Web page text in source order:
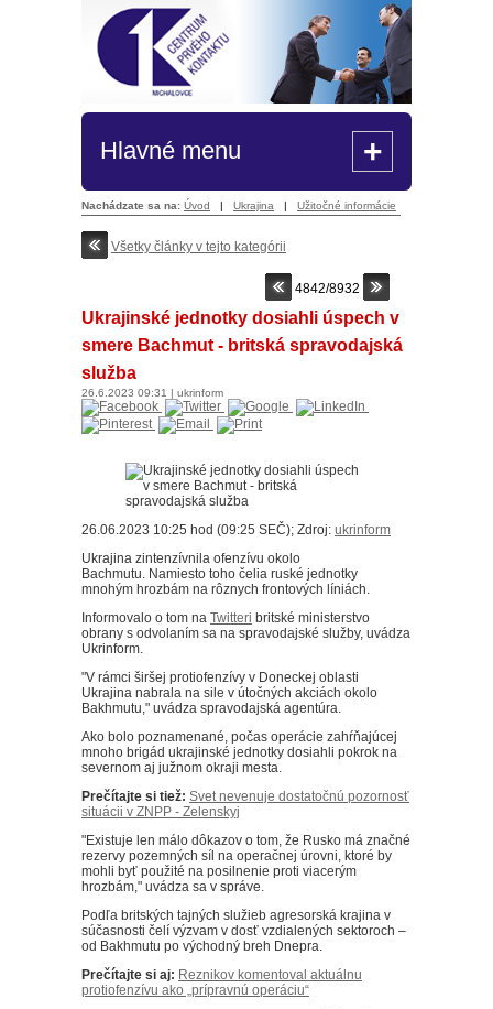
Hlavné menu +
Nachádzate sa na: Úvod | Ukrajina | Užitočné informácie
Všetky články v tejto kategórii
4842/8932
Ukrajinské jednotky dosiahli úspech v
smere Bachmut - britská spravodajská
služba
26.6.2023 09:31 | ukrinform
26.06.2023 10:25 hod (09:25 SEČ); Zdroj: ukrinform
Ukrajina zintenzívnila ofenzívu okolo
Bachmutu. Namiesto toho čelia ruské jednotky
mnohým hrozbám na rôznych frontových líniách.
Informovalo o tom na Twitteri britské ministerstvo
obrany s odvolaním sa na spravodajské služby, uvádza
Ukrinform.
"V rámci širšej protiofenzívy v Doneckej oblasti
Ukrajina nabrala na sile v útočných akciách okolo
Bakhmutu," uvádza spravodajská agentúra.
Ako bolo poznamenané, počas operácie zahŕňajúcej
mnoho brigád ukrajinské jednotky dosiahli pokrok na
severnom aj južnom okraji mesta.
Prečítajte si tiež: Svet nevenuje dostatočnú pozornosť
situácii v ZNPP - Zelenskyj
"Existuje len málo dôkazov o tom, že Rusko má značné
rezervy pozemných síl na operačnej úrovni, ktoré by
mohli byť použité na posilnenie proti viacerým
hrozbám," uvádza sa v správe.
Podľa britských tajných služieb agresorská krajina v
súčasnosti čelí výzvam v dosť vzdialených sektoroch –
od Bakhmutu po východný breh Dnepra.
Prečítajte si aj: Reznikov komentoval aktuálnu
protiofenzívu ako „prípravnú operáciu“